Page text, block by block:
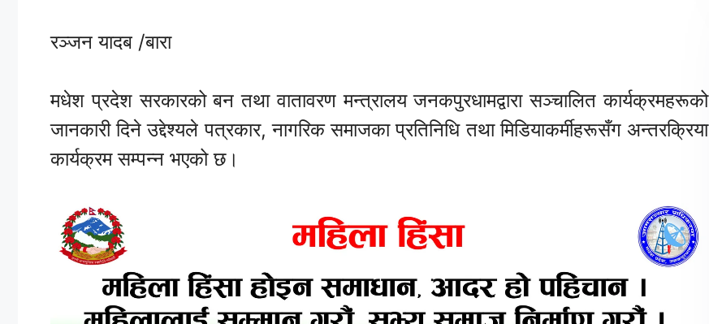
रञ्जन यादब /बारा
मधेश प्रदेश सरकारको बन तथा वातावरण मन्त्रालय जनकपुरधामद्वारा सञ्चालित कार्यक्रमहरूको
जानकारी दिने उद्देश्यले पत्रकार, नागरिक समाजका प्रतिनिधि तथा मिडियाकर्मीहरूसँग अन्तरक्रिया
कार्यक्रम सम्पन्न भएको छ।